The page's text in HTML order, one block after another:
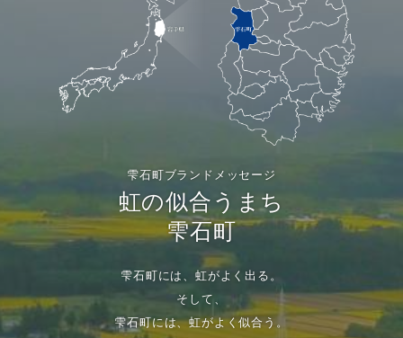
雫石町ブランドメッセージ
虹の似合うまち
雫石町
雫石町には、虹がよく出る。
そして、
雫石町には、虹がよく似合う。